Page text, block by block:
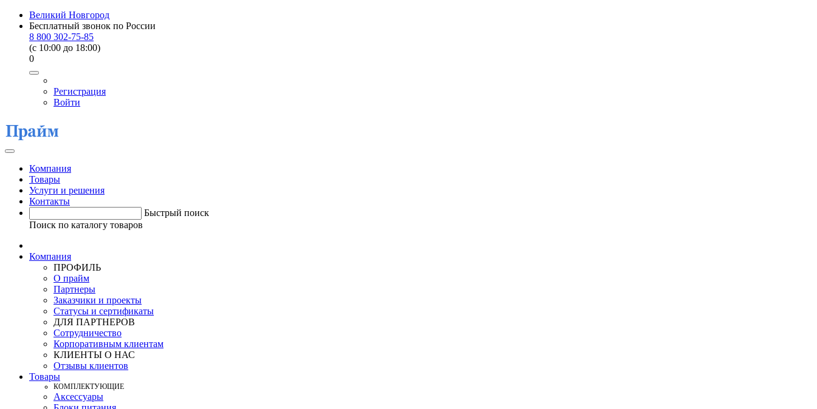
Великий Новгород
Бесплатный звонок по России
8 800 302-75-85
(c 10:00 до 18:00)
0
Регистрация
Войти
Компания
Товары
Услуги и решения
Контакты
Быстрый поиск
Поиск по каталогу товаров
Компания
ПРОФИЛЬ
О прайм
Партнеры
Заказчики и проекты
Статусы и сертификаты
ДЛЯ ПАРТНЕРОВ
Сотрудничество
Корпоративным клиентам
КЛИЕНТЫ О НАС
Отзывы клиентов
Товары
КOМПЛЕКТУЮЩИЕ
Аксессуары